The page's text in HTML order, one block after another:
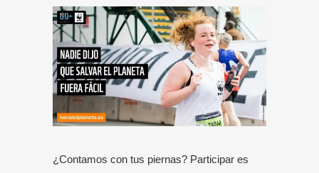
¿Contamos con tus piernas? Participar es